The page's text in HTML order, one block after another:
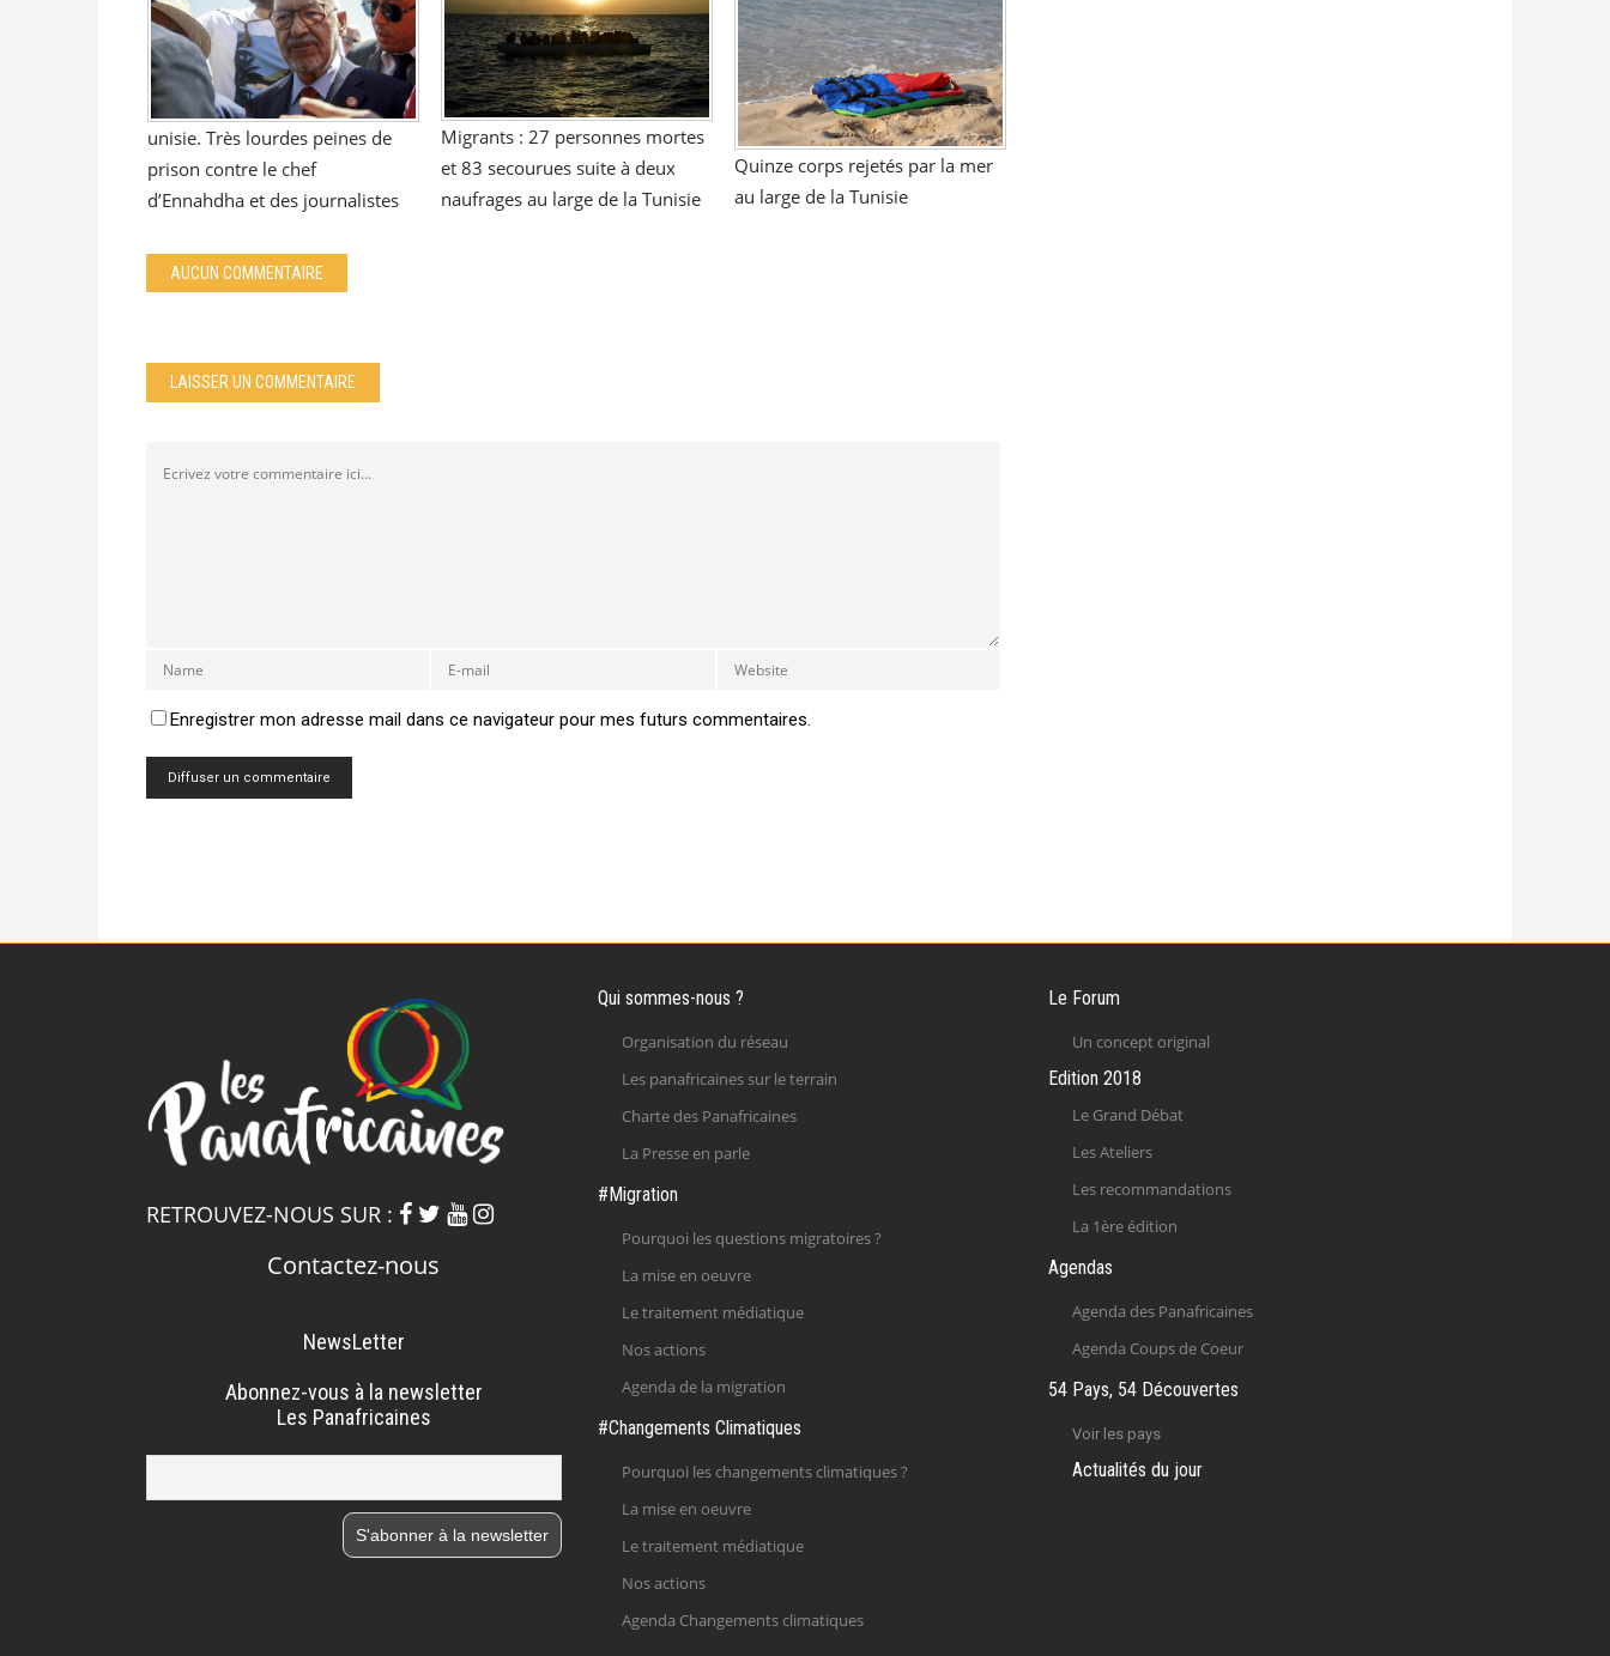
unisie. Très lourdes peines de
prison contre le chef
d’Ennahdha et des journalistes
Migrants : 27 personnes mortes
et 83 secourues suite à deux
naufrages au large de la Tunisie
Quinze corps rejetés par la mer
au large de la Tunisie
AUCUN COMMENTAIRE
LAISSER UN COMMENTAIRE
Enregistrer mon adresse mail dans ce navigateur pour mes futurs commentaires.
RETROUVEZ-NOUS SUR :
Contactez-nous
NewsLetter
Abonnez-vous à la newsletter
Les Panafricaines
Qui sommes-nous ?
Organisation du réseau
Les panafricaines sur le terrain
Charte des Panafricaines
La Presse en parle
#Migration
Pourquoi les questions migratoires ?
La mise en oeuvre
Le traitement médiatique
Nos actions
Agenda de la migration
#Changements Climatiques
Pourquoi les changements climatiques ?
La mise en oeuvre
Le traitement médiatique
Nos actions
Agenda Changements climatiques
Le Forum
Un concept original
Edition 2018
Le Grand Débat
Les Ateliers
Les recommandations
La 1ère édition
Agendas
Agenda des Panafricaines
Agenda Coups de Coeur
54 Pays, 54 Découvertes
Voir les pays
Actualités du jour